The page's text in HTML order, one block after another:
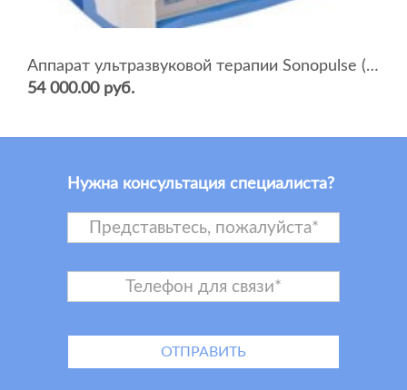
Аппарат ультразвуковой терапии Sonopulse (мультичастотный 1 и 3 Мгц)
54 000.00 руб.
Нужна консультация специалиста?